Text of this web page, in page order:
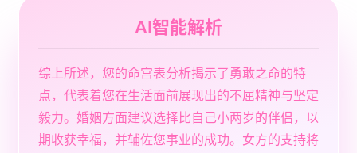
AI智能解析
综上所述，您的命宫表分析揭示了勇敢之命的特
点，代表着您在生活面前展现出的不屈精神与坚定
毅力。婚姻方面建议选择比自己小两岁的伴侣，以
期收获幸福，并辅佐您事业的成功。女方的支持将